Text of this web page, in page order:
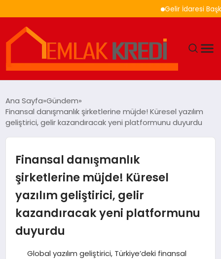
Gelir İdaresi
EKONOMI
MAGAZIN
Ana Sayfa Gündem
Finansal danışmanlık şirketlerine müjde! Küresel yazılım
geliştirici, gelir kazandıracak yeni platformunu duyurdu
Finansal danışmanlık
şirketlerine müjde! Küresel
yazılım geliştirici, gelir
kazandıracak yeni platformunu
duyurdu
Global yazılım geliştirici, Türkiye’deki finansal